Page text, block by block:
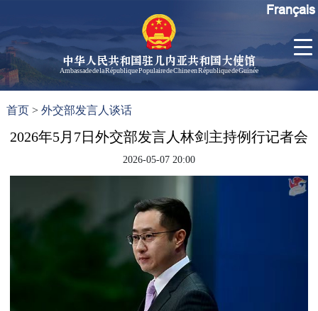
中华人民共和国驻几内亚共和国大使馆
Ambassade de la République Populaire de Chine en République de Guinée
大使信
内亚大
几
Français
首页 >外交部发言人谈话
2026年5月7日外交部发言人林剑主持例行记者会
2026-05-07 20:00